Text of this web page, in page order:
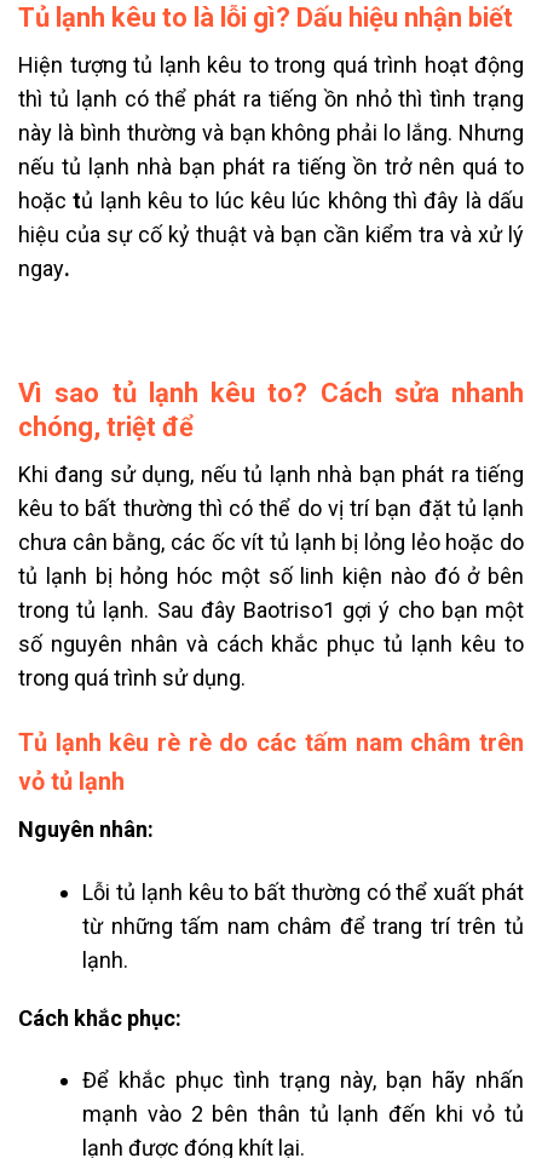
Tủ lạnh kêu to là lỗi gì? Dấu hiệu nhận biết
Hiện tượng tủ lạnh kêu to trong quá trình hoạt động
thì tủ lạnh có thể phát ra tiếng ồn nhỏ thì tình trạng
này là bình thường và bạn không phải lo lắng. Nhưng
nếu tủ lạnh nhà bạn phát ra tiếng ồn trở nên quá to
hoặctủ lạnh kêu to lúc kêu lúc không thì đây là dấu
hiệu của sự cố kỷ thuật và bạn cần kiểm tra và xử lý
ngay.
Vì sao tủ lạnh kêu to? Cách sửa nhanh
chóng, triệt để
Khi đang sử dụng, nếu tủ lạnh nhà bạn phát ra tiếng
kêu to bất thường thì có thể do vị trí bạn đặt tủ lạnh
chưa cân bằng, các ốc vít tủ lạnh bị lỏng lẻo hoặc do
tủ lạnh bị hỏng hóc một số linh kiện nào đó ở bên
trong tủ lạnh. Sau đây Baotriso1 gợi ý cho bạn một
số nguyên nhân và cách khắc phục tủ lạnh kêu to
trong quá trình sử dụng.
Tủ lạnh kêu rè rè do các tấm nam châm trên
vỏ tủ lạnh
Nguyên nhân:
Lỗi tủ lạnh kêu to bất thường có thể xuất phát
từ những tấm nam châm để trang trí trên tủ
lạnh.
Cách khắc phục:
Để khắc phục tình trạng này, bạn hãy nhấn
mạnh vào 2 bên thân tủ lạnh đến khi vỏ tủ
lạnh được đóng khít lại.